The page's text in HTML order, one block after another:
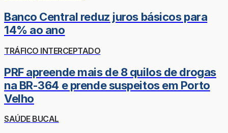
Banco Central reduz juros básicos para
14% ao ano
TRÁFICO INTERCEPTADO
PRF apreende mais de 8 quilos de drogas
na BR-364 e prende suspeitos em Porto
Velho
SAÚDE BUCAL